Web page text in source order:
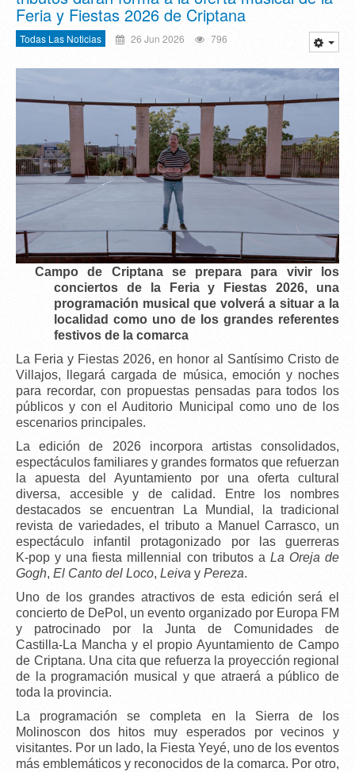
Feria y Fiestas 2026 de Criptana
Todas Las Noticias 26 Jun 2026 796
Campo de Criptana se prepara para vivir los
conciertos de la Feria y Fiestas 2026, una
programación musical que volverá a situar a la
localidad como uno de los grandes referentes
festivos de la comarca
La Feria y Fiestas 2026, en honor al Santísimo Cristo de
Villajos, llegará cargada de música, emoción y noches
para recordar, con propuestas pensadas para todos los
públicos y con elAuditorio Municipal
como uno de los
escenarios principales.
La edición de 2026 incorpora artistas consolidados,
espectáculos familiares y grandes formatos que refuerzan
la apuesta del Ayuntamiento por una oferta cultural
diversa, accesible y de calidad. Entre los nombres
destacados se encuentran
La Mundial , la tradicional
revista de variedades, el tributo a Manuel Carrasco, un
espectáculo infantil protagonizado por las guerreras
K‑pop y unafiesta millennial con tributos a La Oreja de
Gogh, El Canto del Loco, Leiva y Pereza.
Uno de los grandes atractivos de esta edición será el
concierto de DePol , un evento organizado por Europa FM
y patrocinado por la Junta de Comunidades de
Castilla‑La Mancha y el propio Ayuntamiento de Campo
de Criptana. Una cita que refuerza la proyección regional
de la programación musical y que atraerá a público de
toda la provincia.
La programación se completa en la Sierra de los
Molinoscon dos hitos muy esperados por vecinos y
visitantes. Por un lado, la Fiesta Yeyé, uno de los eventos
más emblemáticos y reconocidos de la comarca. Por otro,